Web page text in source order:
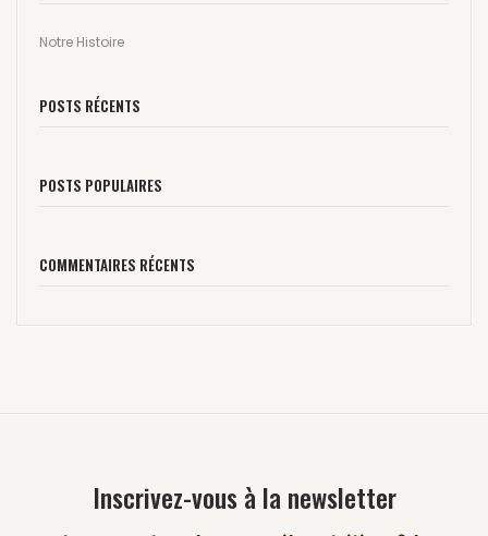
Notre Histoire
POSTS RÉCENTS
POSTS POPULAIRES
COMMENTAIRES RÉCENTS
Inscrivez-vous à la newsletter